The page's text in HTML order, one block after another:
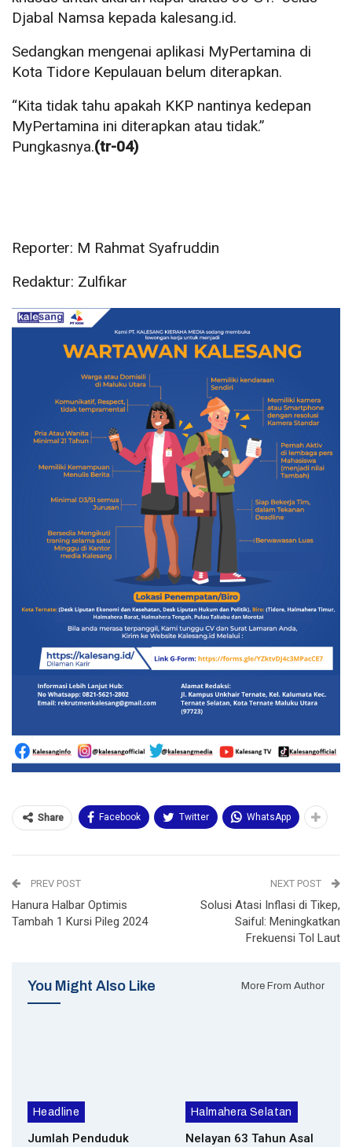
Djabal Namsa kepada kalesang.id.
Sedangkan mengenai aplikasi MyPertamina di
Kota Tidore Kepulauan belum diterapkan.
“Kita tidak tahu apakah KKP nantinya kedepan
MyPertamina ini diterapkan atau tidak.”
Pungkasnya.(tr-04)
Reporter: M Rahmat Syafruddin
Redaktur: Zulfikar
Share Facebook Twitter WhatsApp
PREV POST
Hanura Halbar Optimis
Tambah 1 Kursi Pileg 2024
NEXT POST
Solusi Atasi Inflasi di Tikep,
Saiful: Meningkatkan
Frekuensi Tol Laut
You Might Also Like More From Author
Headline
Jumlah Penduduk
Halmahera Selatan
Nelayan 63 Tahun Asal